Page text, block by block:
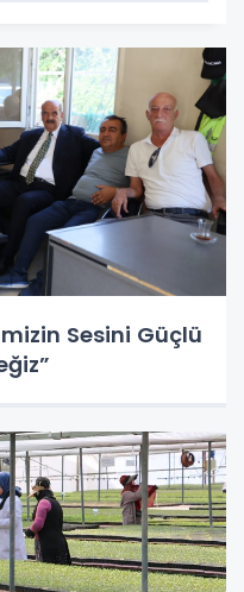
Sesini Güçlü